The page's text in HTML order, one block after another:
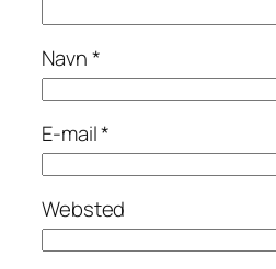
Navn*
E-mail*
Websted